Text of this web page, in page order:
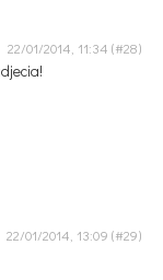
22/01/2014, 11:34
22/01/2014, 13:09